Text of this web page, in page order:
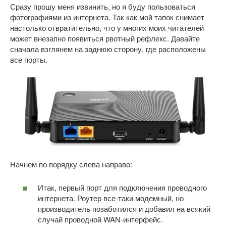
Сразу прошу меня извинить, но я буду пользоваться
фотографиями из интернета. Так как мой тапок снимает
настолько отвратительно, что у многих моих читателей
может внезапно появиться рвотный рефлекс. Давайте
сначала взглянем на заднюю сторону, где расположены
все порты.
Начнем по порядку слева направо:
Итак, первый порт для подключения проводного
интернета. Роутер все-таки модемный, но
производитель позаботился и добавил на всякий
случай проводной WAN-интерфейс.